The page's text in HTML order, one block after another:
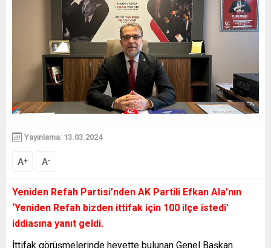
Yayınlama: 13.03.2024
A+ A-
Yeniden Refah Partisi’nden AK Partili Efkan Ala’nın
‘Yeniden Refah bizden ittifak için 100 ilçe istedi’
iddiasına yanıt geldi.
İttifak görüşmelerinde heyette bulunan Genel Başkan